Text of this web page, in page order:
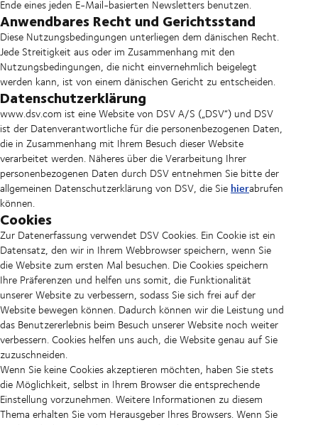
Ende eines jeden E-Mail-basierten Newsletters benutzen.
Anwendbares Recht und Gerichtsstand
Diese Nutzungsbedingungen unterliegen dem dänischen Recht.
Jede Streitigkeit aus oder im Zusammenhang mit den
Nutzungsbedingungen, die nicht einvernehmlich beigelegt
werden kann, ist von einem dänischen Gericht zu entscheiden.
Datenschutzerklärung
www.dsv.com ist eine Website von DSV A/S („DSV“) und DSV
ist der Datenverantwortliche für die personenbezogenen Daten,
die in Zusammenhang mit Ihrem Besuch dieser Website
verarbeitet werden. Näheres über die Verarbeitung Ihrer
personenbezogenen Daten durch DSV entnehmen Sie bitte der
allgemeinen Datenschutzerklärung von DSV, die Sie hierabrufen
können.
Cookies
Zur Datenerfassung verwendet DSV Cookies. Ein Cookie ist ein
Datensatz, den wir in Ihrem Webbrowser speichern, wenn Sie
die Website zum ersten Mal besuchen. Die Cookies speichern
Ihre Präferenzen und helfen uns somit, die Funktionalität
unserer Website zu verbessern, sodass Sie sich frei auf der
Website bewegen können. Dadurch können wir die Leistung und
das Benutzererlebnis beim Besuch unserer Website noch weiter
verbessern. Cookies helfen uns auch, die Website genau auf Sie
zuzuschneiden.
Wenn Sie keine Cookies akzeptieren möchten, haben Sie stets
die Möglichkeit, selbst in Ihrem Browser die entsprechende
Einstellung vorzunehmen. Weitere Informationen zu diesem
Thema erhalten Sie vom Herausgeber Ihres Browsers. Wenn Sie